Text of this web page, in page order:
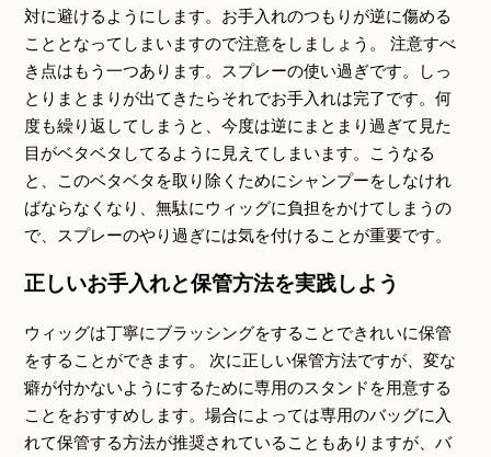
対に避けるようにします。お手入れのつもりが逆に傷める
こととなってしまいますので注意をしましょう。 注意すべ
き点はもう一つあります。スプレーの使い過ぎです。しっ
とりまとまりが出てきたらそれでお手入れは完了です。何
度も繰り返してしまうと、今度は逆にまとまり過ぎて見た
目がベタベタしてるように見えてしまいます。こうなる
と、このベタベタを取り除くためにシャンプーをしなけれ
ばならなくなり、無駄にウィッグに負担をかけてしまうの
で、スプレーのやり過ぎには気を付けることが重要です。
正しいお手入れと保管方法を実践しよう
ウィッグは丁寧にブラッシングをすることできれいに保管
をすることができます。 次に正しい保管方法ですが、変な
癖が付かないようにするために専用のスタンドを用意する
ことをおすすめします。場合によっては専用のバッグに入
れて保管する方法が推奨されていることもありますが、バ